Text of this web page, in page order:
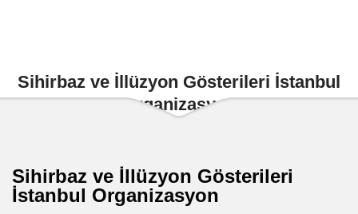
Sihirbaz ve İllüzyon Gösterileri İstanbul
Organizasyon
Sihirbaz ve İllüzyon Gösterileri
İstanbul Organizasyon